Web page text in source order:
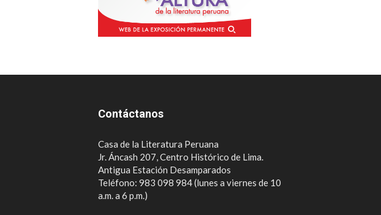
Contáctanos
Casa de la Literatura Peruana
Jr. Áncash 207, Centro Histórico de Lima.
Antigua Estación Desamparados
Teléfono: 983 098 984 (lunes a viernes de 10
a.m. a 6 p.m.)